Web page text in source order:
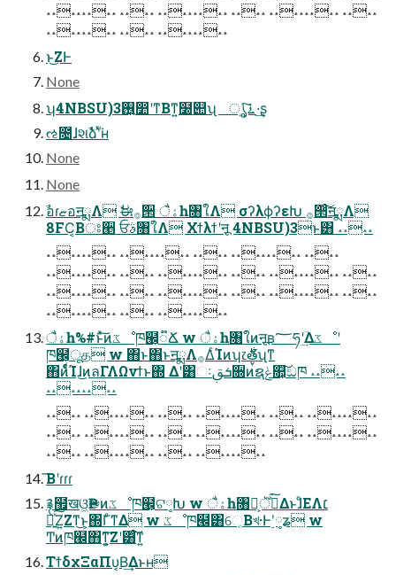
˔˔˔˔˔˔˔˔ ˔˔˔˔ ˔˔˔˔˔˔˔˔ ˔˔˔˔ ˔˔˔˔˔˔˔˔ ˔˔˔˔
˔˔˔˔˔˔˔˔ ˔˔˔˔ ˔˔˔˔˔˔˔˔
ͱ͜ΖͰ
None
ʮ4NBSU)3࢖͍෺ʹͳΒͳ͍໰୊ʯ ࠶ൃ͍ͯ͠·͢ʂ
ઌ೔ɺશࣾձٞʹͯʜ
None
None
ࣾอɾޏอॻྨΛ ࣗಈ࡞੒ ैۀһ৘ใΛ σʔλϕʔεԽ ࡞੒ͨ͠ॻྨΛ
8FC͔Βਃ੥ ਓࣄ৘ใΛ Χϯλϯʹऩू 4NBSU)3ͱ͸ ˔˔˔˔
˔˔˔˔˔˔˔˔ ˔˔˔˔˔˔˔˔ ˔˔˔˔ ˔˔˔˔˔˔˔˔ ˔˔˔˔
˔˔˔˔˔˔˔˔ ˔˔˔˔ ˔˔˔˔˔˔˔˔ ˔˔˔˔ ˔˔˔˔˔˔˔˔ ˔˔˔˔
˔˔˔˔˔˔˔˔ ˔˔˔˔ ˔˔˔˔˔˔˔˔ ˔˔˔˔ ˔˔˔˔˔˔˔˔ ˔˔˔˔
˔˔˔˔˔˔˔˔ ˔˔˔˔ ˔˔˔˔˔˔˔˔
ैۀһ%#ͱͯ͠ͷػೳཁ๬͕૿Ճ w ैۀһ৘ใͷऩूʙ؅ཧʹؔ͢Δػೳʹ
ཁ๬͕ूத w ΋ͱ΋ͱॻྨΛ࡞ΔͨΊͷʮ෭࣍తʯͳ
΋ͷͩͬͨͨΊɺ͜ͷลΓΛΩνϯͱ΍ Δʹ͸ઃܭࢥ૝ͷࠜຊݟ௚͕͠ඞཁ ˔˔˔˔
˔˔˔˔˔˔˔˔
˔˔˔˔ ˔˔˔˔˔˔˔˔ ˔˔˔˔ ˔˔˔˔˔˔˔˔ ˔˔˔˔ ˔˔˔˔˔˔˔˔
˔˔˔˔ ˔˔˔˔˔˔˔˔ ˔˔˔˔ ˔˔˔˔˔˔˔˔ ˔˔˔˔ ˔˔˔˔˔˔˔˔
˔˔˔˔ ˔˔˔˔˔˔˔˔ ˔˔˔˔ ˔˔˔˔˔˔˔˔
͞Βʹɾɾɾ
࿑຿खଓ͖Ҏ֎ͷػೳཁ๬͕ଟ༷Խ w ैۀһ৘ใ͕ॆ࣮ͯ͘͠ΔͱɺͦΕΛ׆
༻͍ͯ͠Ζ͍Ζͳ͜ͱ͕΍Γͨ͘ͳΔ w ػೳཁ๬͸େ͔Βখ·Ͱ࣮ʹ༷ʑ w
Ͳͷཁ๬΋ͳ͍͕͠Ζʹ͸ͨ͘͠ͳ͍
ΤϯδχΞαΠυ͔Β͢Δͱʜ